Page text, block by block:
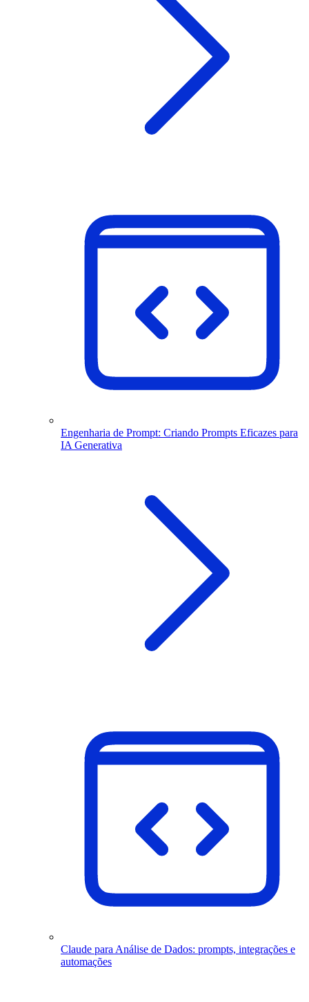
Engenharia de Prompt: Criando Prompts Eficazes para
IA Generativa
Claude para Análise de Dados: prompts, integrações e
automações